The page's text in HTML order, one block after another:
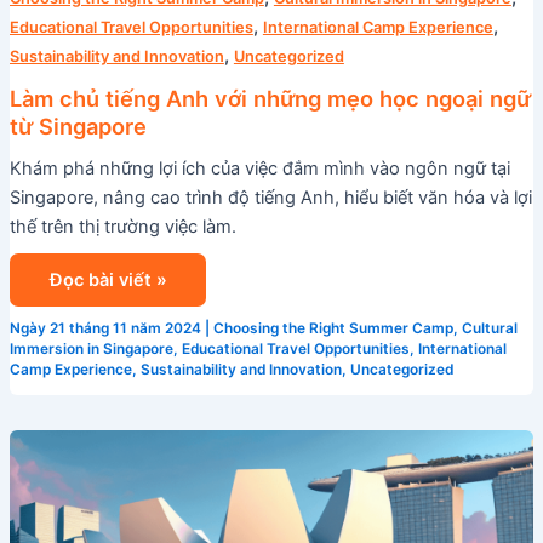
Educational Travel Opportunities, International Camp Experience,
Sustainability and Innovation, Uncategorized
Làm chủ tiếng Anh với những mẹo học ngoại ngữ
từ Singapore
Khám phá những lợi ích của việc đắm mình vào ngôn ngữ tại
Singapore, nâng cao trình độ tiếng Anh, hiểu biết văn hóa và lợi
thế trên thị trường việc làm.
Đọc bài viết »
Ngày 21 tháng 11 năm 2024 Choosing the Right Summer Camp, Cultural
Immersion in Singapore, Educational Travel Opportunities, International
Camp Experience, Sustainability and Innovation, Uncategorized
thuật
và
Đổi